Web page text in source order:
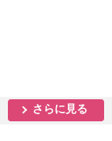
さらに見る